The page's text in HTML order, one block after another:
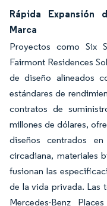
Rápida Expansión
Marca
Proyectos como Six
Fairmont Residences
de diseño alineados
estándares de
contratos de
millones de dólares,
diseños centrados
circadiana, materiales
fusionan las
de la vida privada. Las
Mercedes-Benz